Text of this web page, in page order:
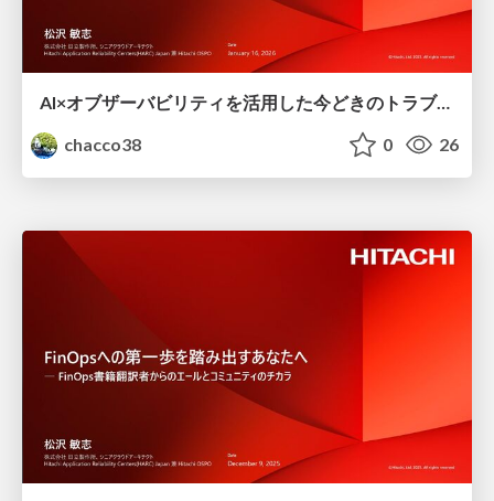
AI×オブザーバビリティを活用した今どきのトラブルシューティング #AWS
chacco38
0 26